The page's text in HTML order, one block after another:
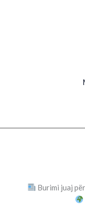
Burimi juaj